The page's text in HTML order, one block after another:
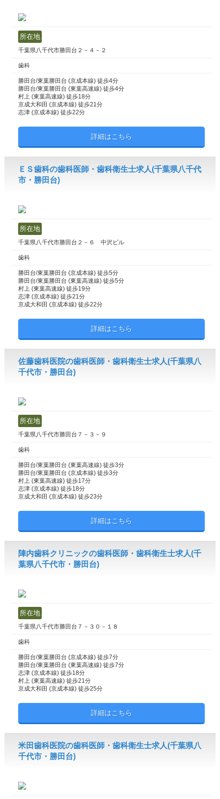
所在地
千葉県八千代市勝田台２－４－２
歯科
勝田台/東葉勝田台 (京成本線) 徒歩4分
勝田台/東葉勝田台 (東葉高速線) 徒歩4分
村上 (東葉高速線) 徒歩18分
京成大和田 (京成本線) 徒歩21分
志津 (京成本線) 徒歩22分
詳細はこちら
ＥＳ歯科の歯科医師・歯科衛生士求人(千葉県八千代
市・勝田台)
所在地
千葉県八千代市勝田台２－６ 中沢ビル
歯科
勝田台/東葉勝田台 (京成本線) 徒歩5分
勝田台/東葉勝田台 (東葉高速線) 徒歩5分
村上 (東葉高速線) 徒歩19分
志津 (京成本線) 徒歩21分
京成大和田 (京成本線) 徒歩22分
詳細はこちら
佐藤歯科医院の歯科医師・歯科衛生士求人(千葉県八
千代市・勝田台)
所在地
千葉県八千代市勝田台７－３－９
歯科
勝田台/東葉勝田台 (東葉高速線) 徒歩3分
勝田台/東葉勝田台 (京成本線) 徒歩3分
村上 (東葉高速線) 徒歩17分
志津 (京成本線) 徒歩18分
京成大和田 (京成本線) 徒歩23分
詳細はこちら
陣内歯科クリニックの歯科医師・歯科衛生士求人(千
葉県八千代市・勝田台)
所在地
千葉県八千代市勝田台７－３０－１８
歯科
勝田台/東葉勝田台 (京成本線) 徒歩7分
勝田台/東葉勝田台 (東葉高速線) 徒歩7分
志津 (京成本線) 徒歩18分
村上 (東葉高速線) 徒歩21分
京成大和田 (京成本線) 徒歩25分
詳細はこちら
米田歯科医院の歯科医師・歯科衛生士求人(千葉県八
千代市・勝田台)